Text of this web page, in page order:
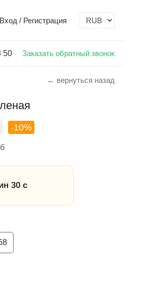
Вход / Регистрация
50 Заказать обратный звонок
← вернуться назад
-10%
30 с